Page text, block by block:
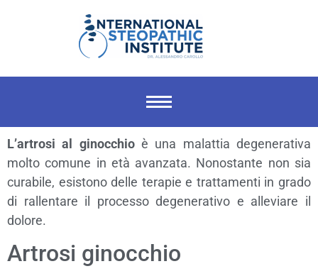
L’artrosi al ginocchioè una malattia degenerativa
molto comune in età avanzata. Nonostante non sia
curabile, esistono delle terapie e trattamenti in grado
di rallentare il processo degenerativo e alleviare il
dolore.
Artrosi ginocchio